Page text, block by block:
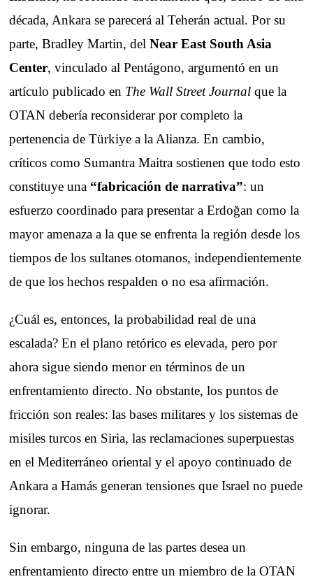
década, Ankara se parecerá al Teherán actual. Por su
parte, Bradley Martin, delNear East South Asia
Center, vinculado al Pentágono, argumentó en un
artículo publicado en The Wall Street Journal que la
OTAN debería reconsiderar por completo la
pertenencia de Türkiye a la Alianza. En cambio,
críticos como Sumantra Maitra sostienen que todo esto
constituye una “fabricación de narrativa”: un
esfuerzo coordinado para presentar a Erdoğan como la
mayor amenaza a la que se enfrenta la región desde los
tiempos de los sultanes otomanos, independientemente
de que los hechos respalden o no esa afirmación.
¿Cuál es, entonces, la probabilidad real de una
escalada? En el plano retórico es elevada, pero por
ahora sigue siendo menor en términos de un
enfrentamiento directo. No obstante, los puntos de
fricción son reales: las bases militares y los sistemas de
misiles turcos en Siria, las reclamaciones superpuestas
en el Mediterráneo oriental y el apoyo continuado de
Ankara a Hamás generan tensiones que Israel no puede
ignorar.
Sin embargo, ninguna de las partes desea un
enfrentamiento directo entre un miembro de la OTAN